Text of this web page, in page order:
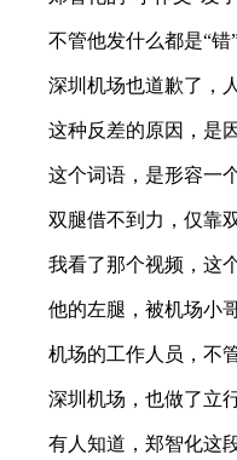
不管他发什么都是“错
深圳机场也道歉了，
这种反差的原因，是
这个词语，是形容一
双腿借不到力，仅靠
我看了那个视频，这
他的左腿，被机场小
机场的工作人员，不
深圳机场，也做了立
有人知道，郑智化这